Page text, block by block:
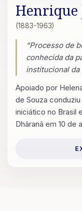
Henrique
(1883-1963)
“Processo de
conhecida da
institucional da
Apoiado por
de Souza
iniciático no Brasil
Dhâranâ em 10 de